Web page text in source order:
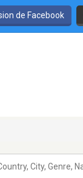
de Facebook